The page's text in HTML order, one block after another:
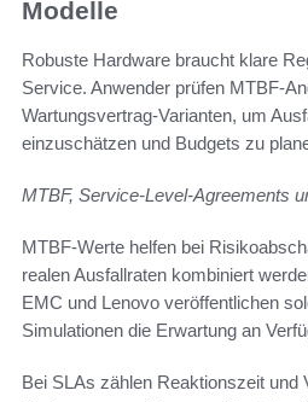
Modelle
Robuste Hardware braucht klare
Service. Anwender prüfen MTBF-
Wartungsvertrag-Varianten, um
einzuschätzen und Budgets zu
MTBF, Service-Level-Agreements
MTBF-Werte helfen bei
realen Ausfallraten kombiniert
EMC und Lenovo veröffentlichen
Simulationen die Erwartung an
Bei SLAs zählen Reaktionszeit und